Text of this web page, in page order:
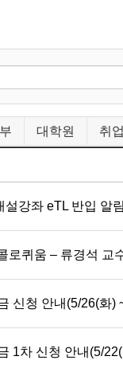
대학원 취업
강좌 eTL 반입 알
로퀴움 – 류경석 교
신청 안내(5/26(화)
1차 신청 안내(5/